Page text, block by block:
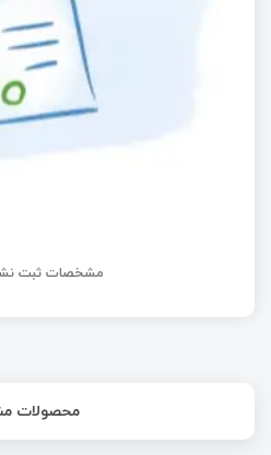
معرفی و مقایسه
LoRaWAN در نسل‌های مختلف
سفرنامه چین -
منطقه خواچیان )
مشخصات ثبت
محصولات